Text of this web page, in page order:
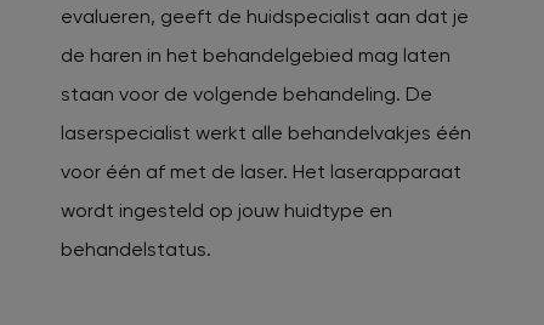
evalueren, geeft de huidspecialist aan dat je
de haren in het behandelgebied mag laten
staan voor de volgende behandeling. De
laserspecialist werkt alle behandelvakjes één
voor één af met de laser. Het laserapparaat
wordt ingesteld op jouw huidtype en
behandelstatus.